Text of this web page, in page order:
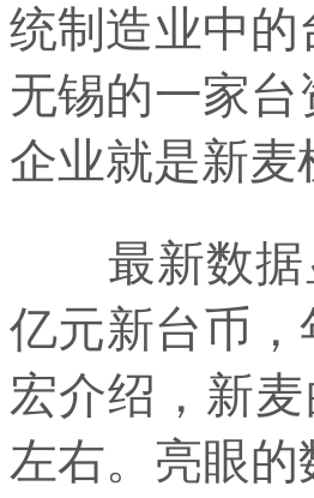
统制造业中
无锡的一家
企业就是新麦
最新数据显
亿元新台币，
宏介绍，新
左右。亮眼